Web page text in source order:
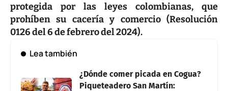
protegida por las leyes colombianas, que
prohíben su cacería y comercio (Resolución
0126 del 6 de febrero del 2024).
Lea también
¿Dónde comer picada en Cogua?
Piqueteadero San Martín: